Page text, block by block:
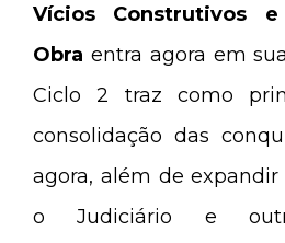
Vícios Construtivos e
Obra entra agora em
Ciclo 2 traz como
consolidação das
agora, além de
o Judiciário e